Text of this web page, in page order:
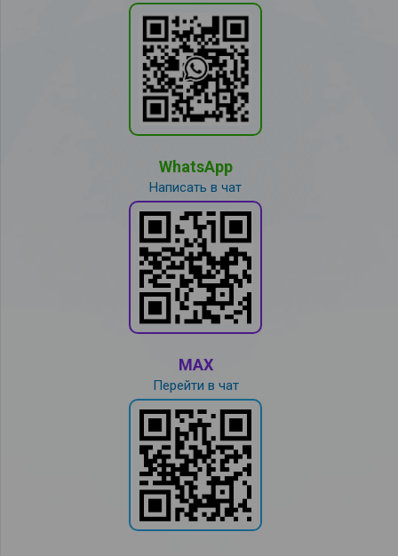
WhatsApp
Написать в чат
MAX
Перейти в чат